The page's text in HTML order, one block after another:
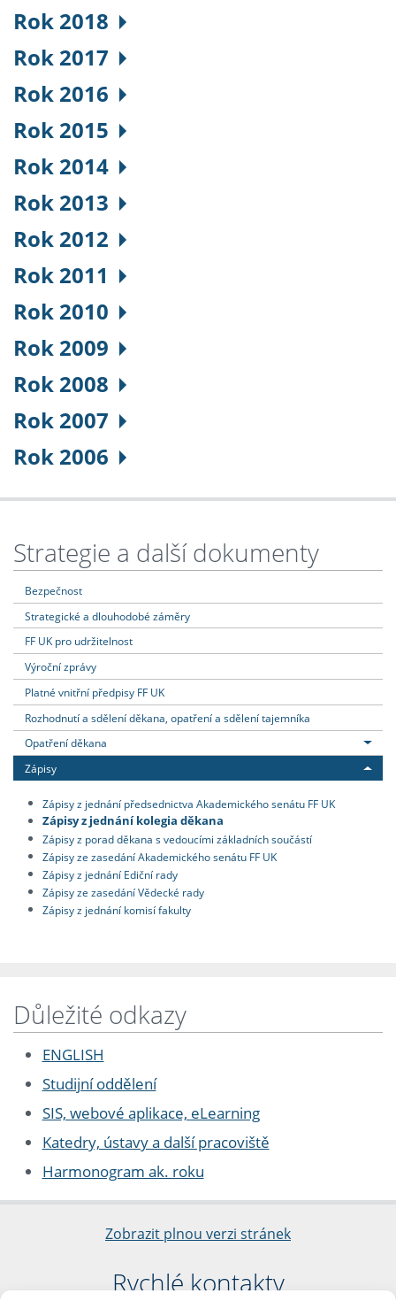
Rok 2018
Rok 2017
Rok 2016
Rok 2015
Rok 2014
Rok 2013
Rok 2012
Rok 2011
Rok 2010
Rok 2009
Rok 2008
Rok 2007
Rok 2006
Strategie a další dokumenty
Bezpečnost
Strategické a dlouhodobé záměry
FF UK pro udržitelnost
Výroční zprávy
Platné vnitřní předpisy FF UK
Rozhodnutí a sdělení děkana, opatření a sdělení tajemníka
Opatření děkana
Zápisy
Zápisy z jednání předsednictva Akademického senátu FF UK
Zápisy z jednání kolegia děkana
Zápisy z porad děkana s vedoucími základních součástí
Zápisy ze zasedání Akademického senátu FF UK
Zápisy z jednání Ediční rady
Zápisy ze zasedání Vědecké rady
Zápisy z jednání komisí fakulty
Důležité odkazy
ENGLISH
Studijní oddělení
SIS, webové aplikace, eLearning
Katedry, ústavy a další pracoviště
Harmonogram ak. roku
Zobrazit plnou verzi stránek
Rychlé kontakty